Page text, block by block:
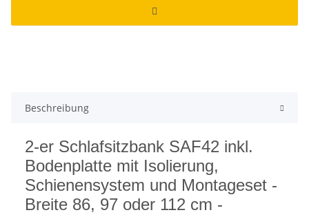
Beschreibung
2-er Schlafsitzbank SAF42 inkl.
Bodenplatte mit Isolierung,
Schienensystem und Montageset -
Breite 86, 97 oder 112 cm -